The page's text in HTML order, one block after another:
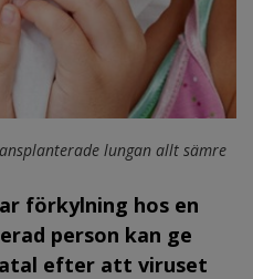
lungan allt sämre
förkylning hos en
person kan ge
efter att viruset